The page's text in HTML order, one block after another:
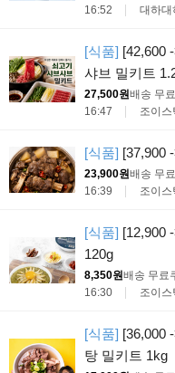
16:52
대하대
[식품] [42,600
샤브 밀키트
27,500원배송 무료
16:47
조이스
[식품] [37,900
23,900원배송 무료
16:39
조이스
[식품] [12,900
120g
8,350원배송 무료
16:30
조이스
[식품] [36,000
탕 밀키트 1kg